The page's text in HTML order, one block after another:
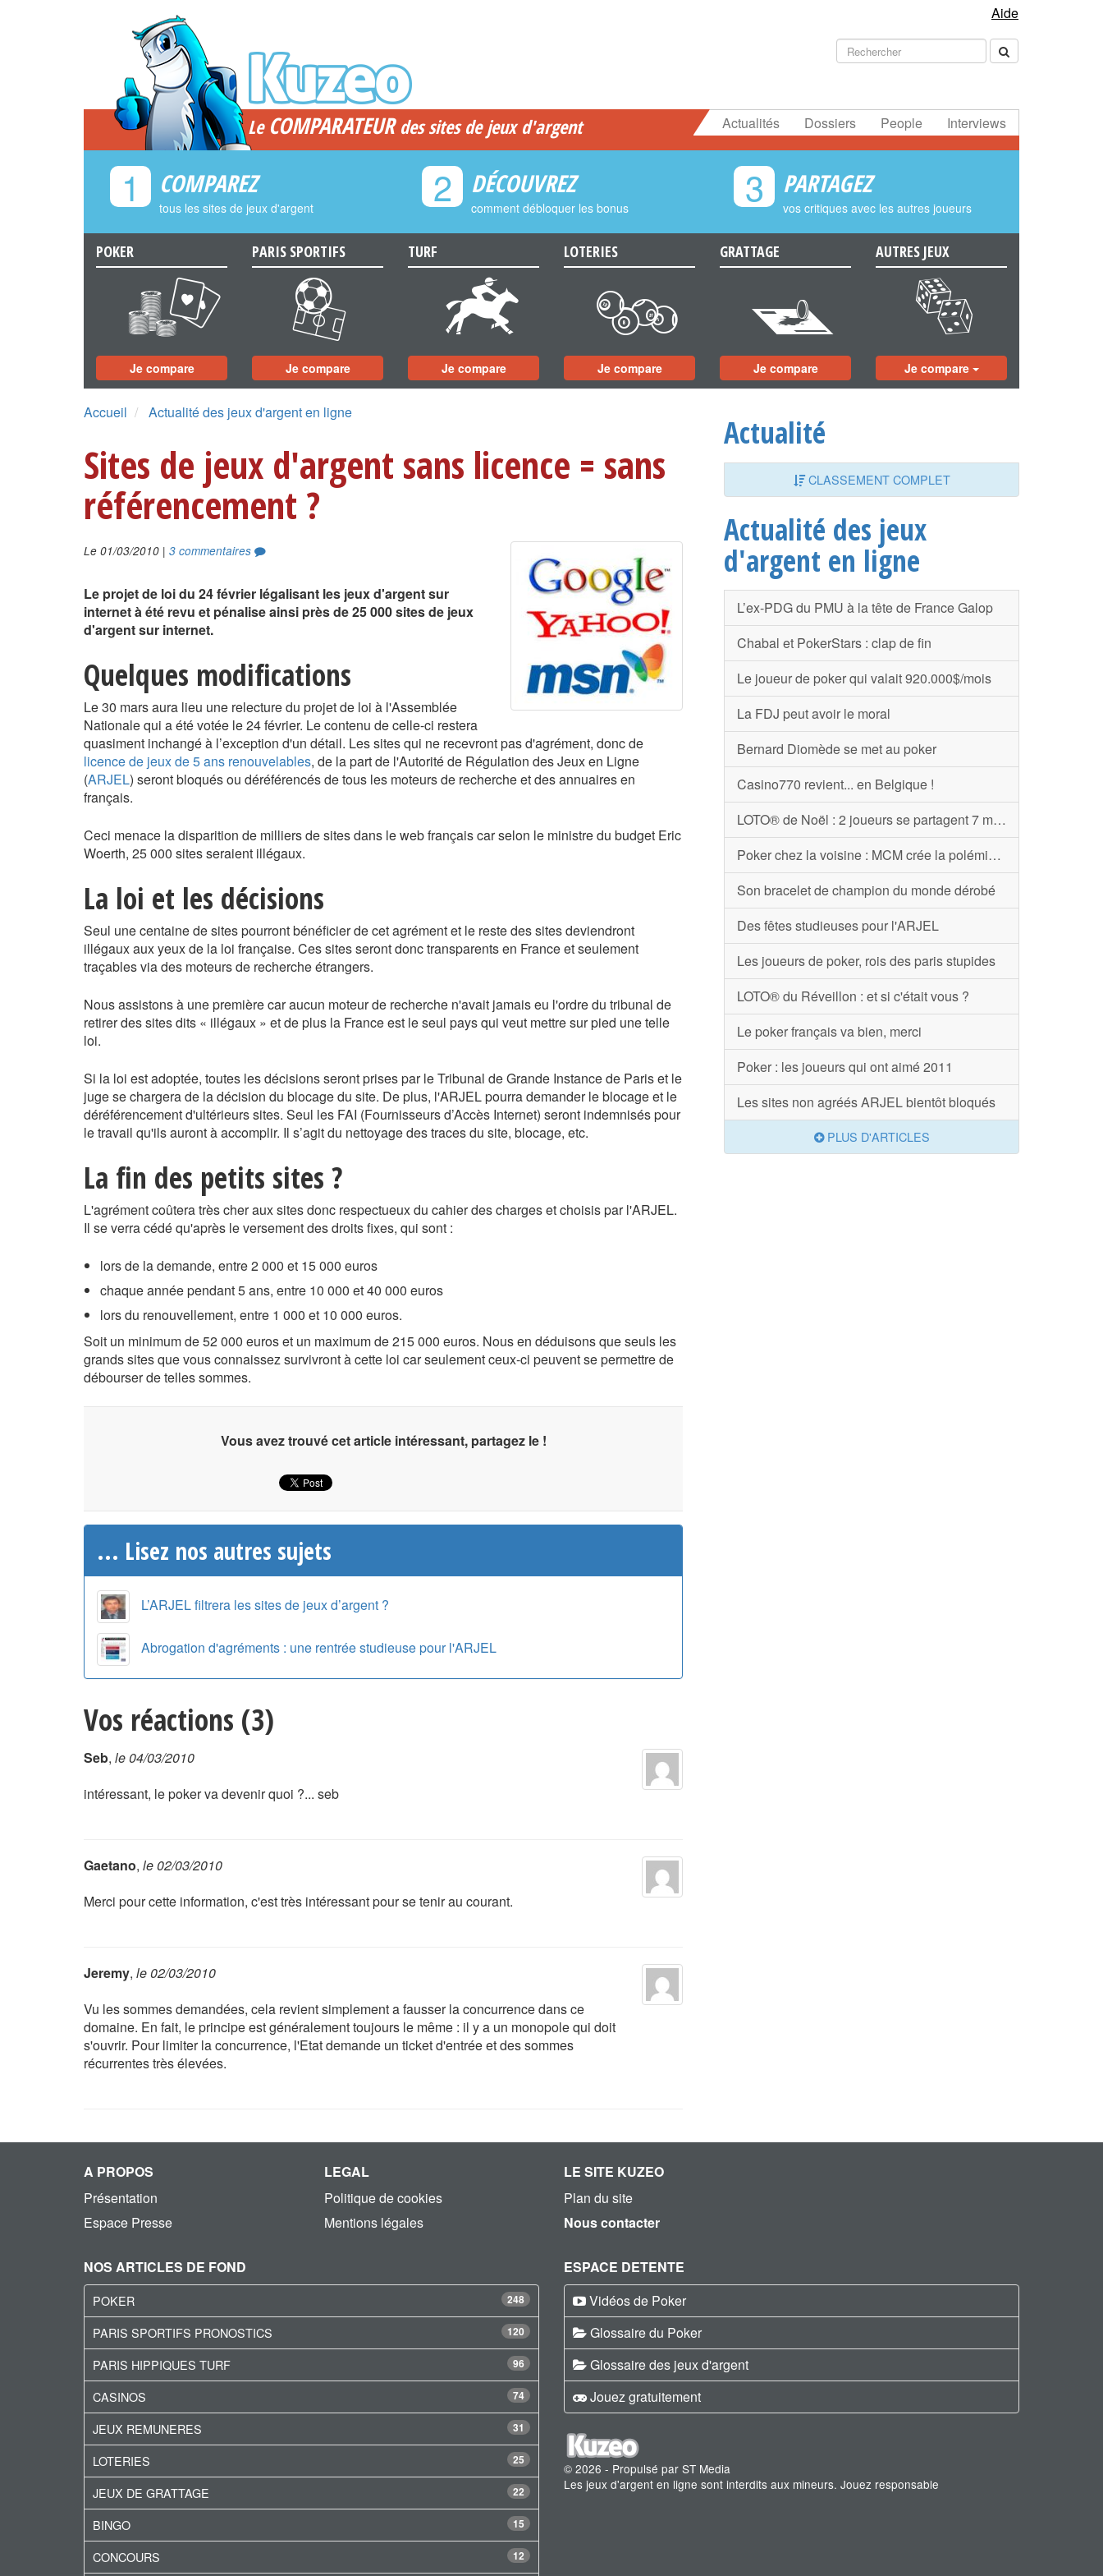
Aide
Le COMPARATEURdes sites de jeux d'argent Actualités Dossiers People Interviews
1 COMPAREZ
tous les sites de jeux d'argent 2 DÉCOUVREZ
comment débloquer les bonus 3 PARTAGEZ
vos critiques avec les autres joueurs
POKER
a
Je compare
PARIS SPORTIFS
b
Je compare
TURF
d
Je compare
LOTERIES
c
Je compare
GRATTAGE
e
Je compare
AUTRES JEUX
f
Je compare
Accueil Actualité des jeux d'argent en ligne
Sites de jeux d'argent sans licence = sans
référencement ?
Le 01/03/2010 | 3 commentaires
Le projet de loi du 24 février légalisant les jeux d'argent sur
internet à été revu et pénalise ainsi près de 25 000 sites de jeux
d'argent sur internet.
Quelques modifications
Le 30 mars aura lieu une relecture du projet de loi à l'Assemblée
Nationale qui a été votée le 24 février. Le contenu de celle-ci restera
quasiment inchangé à l’exception d'un détail. Les sites qui ne recevront pas d'agrément, donc de
licence de jeux de 5 ans renouvelables, de la part de l'Autorité de Régulation des Jeux en Ligne
(ARJEL) seront bloqués ou déréférencés de tous les moteurs de recherche et des annuaires en
français.
Ceci menace la disparition de milliers de sites dans le web français car selon le ministre du budget Eric
Woerth, 25 000 sites seraient illégaux.
La loi et les décisions
Seul une centaine de sites pourront bénéficier de cet agrément et le reste des sites deviendront
illégaux aux yeux de la loi française. Ces sites seront donc transparents en France et seulement
traçables via des moteurs de recherche étrangers.
Nous assistons à une première car aucun moteur de recherche n'avait jamais eu l'ordre du tribunal de
retirer des sites dits « illégaux » et de plus la France est le seul pays qui veut mettre sur pied une telle
loi.
Si la loi est adoptée, toutes les décisions seront prises par le Tribunal de Grande Instance de Paris et le
juge se chargera de la décision du blocage du site. De plus, l'ARJEL pourra demander le blocage et le
déréférencement d'ultérieurs sites. Seul les FAI (Fournisseurs d’Accès Internet) seront indemnisés pour
le travail qu'ils auront à accomplir. Il s’agit du nettoyage des traces du site, blocage, etc.
La fin des petits sites ?
L'agrément coûtera très cher aux sites donc respectueux du cahier des charges et choisis par l'ARJEL.
Il se verra cédé qu'après le versement des droits fixes, qui sont :
lors de la demande, entre 2 000 et 15 000 euros
chaque année pendant 5 ans, entre 10 000 et 40 000 euros
lors du renouvellement, entre 1 000 et 10 000 euros.
Soit un minimum de 52 000 euros et un maximum de 215 000 euros. Nous en déduisons que seuls les
grands sites que vous connaissez survivront à cette loi car seulement ceux-ci peuvent se permettre de
débourser de telles sommes.
Vous avez trouvé cet article intéressant, partagez le !
... Lisez nos autres sujets
L’ARJEL filtrera les sites de jeux d’argent ?
Abrogation d'agréments : une rentrée studieuse pour l'ARJEL
Vos réactions (3)
Seb, le 04/03/2010
intéressant, le poker va devenir quoi ?... seb
Gaetano, le 02/03/2010
Merci pour cette information, c'est très intéressant pour se tenir au courant.
Jeremy, le 02/03/2010
Vu les sommes demandées, cela revient simplement a fausser la concurrence dans ce
domaine. En fait, le principe est généralement toujours le même : il y a un monopole qui doit
s'ouvrir. Pour limiter la concurrence, l'Etat demande un ticket d'entrée et des sommes
récurrentes très élevées.
Actualité
CLASSEMENT COMPLET
Actualité des jeux
d'argent en ligne
L’ex-PDG du PMU à la tête de France Galop
Chabal et PokerStars : clap de fin
Le joueur de poker qui valait 920.000$/mois
La FDJ peut avoir le moral
Bernard Diomède se met au poker
Casino770 revient... en Belgique !
LOTO® de Noël : 2 joueurs se partagent 7 millions
Poker chez la voisine : MCM crée la polémique
Son bracelet de champion du monde dérobé
Des fêtes studieuses pour l'ARJEL
Les joueurs de poker, rois des paris stupides
LOTO® du Réveillon : et si c'était vous ?
Le poker français va bien, merci
Poker : les joueurs qui ont aimé 2011
Les sites non agréés ARJEL bientôt bloqués
PLUS D'ARTICLES
A PROPOS
Présentation
Espace Presse
LEGAL
Politique de cookies
Mentions légales
LE SITE KUZEO
Plan du site
Nous contacter
NOS ARTICLES DE FOND
248
POKER
120
PARIS SPORTIFS PRONOSTICS
96
PARIS HIPPIQUES TURF
74
CASINOS
31
JEUX REMUNERES
25
LOTERIES
22
JEUX DE GRATTAGE
15
BINGO
12
CONCOURS
ESPACE DETENTE
Vidéos de Poker
Glossaire du Poker
Glossaire des jeux d'argent
Jouez gratuitement
© 2026 - Propulsé par ST Media
Les jeux d'argent en ligne sont interdits aux mineurs. Jouez responsable